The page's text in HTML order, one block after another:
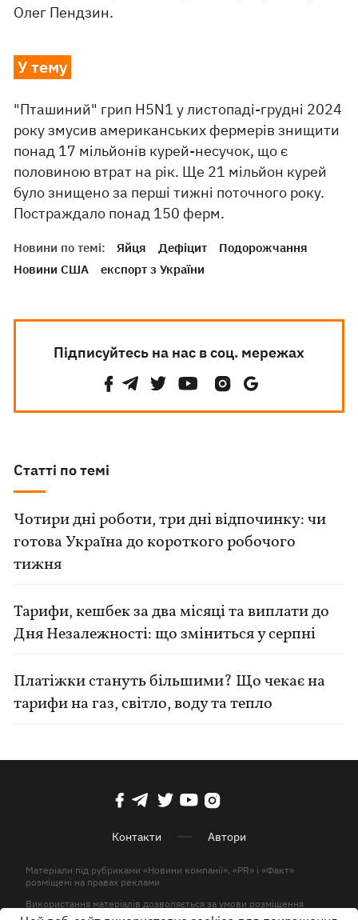
Олег Пендзин.
У тему
"Пташиний" грип H5N1 у листопаді-грудні 2024
року змусив американських фермерів знищити
понад 17 мільйонів курей-несучок, що є
половиною втрат на рік. Ще 21 мільйон курей
було знищено за перші тижні поточного року.
Постраждало понад 150 ферм.
Новини по темі: Яйця Дефіцит
Подорожчання
Новини США
експорт з України
Підписуйтесь на нас в соц. мережах
Статті по темі
Чотири дні роботи, три дні відпочинку: чи
готова Україна до короткого робочого
тижня
Тарифи, кешбек за два місяці та виплати до
Дня Незалежності: що зміниться у серпні
Платіжки стануть більшими? Що чекає на
тарифи на газ, світло, воду та тепло
Контакти Автори
Матеріали під рубриками «Новини компанії», «PR» і «Факт»
розміщені на правах реклами
Використання матеріалів дозволяється за умови розміщення
активного гіперпосилання на KP.UA в першому абзаці.